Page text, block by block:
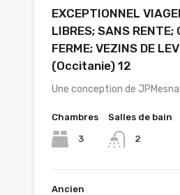
EXCEPTIONNEL
LIBRES; SANS RENTE;
FERME; VEZINS DE
(Occitanie) 12
Une conception de
Chambres
3
Salles de bain
2
Ancien